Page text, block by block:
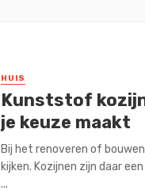
HUIS
Kunststof
je keuze maakt
Bij het renoveren of
kijken. Kozijnen zijn daar
...